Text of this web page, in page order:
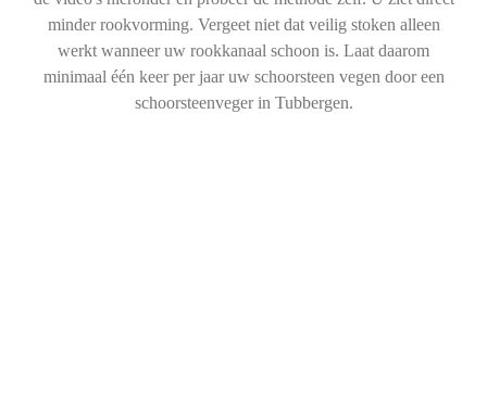
minder rookvorming. Vergeet niet dat veilig stoken alleen
werkt wanneer uw rookkanaal schoon is. Laat daarom
minimaal één keer per jaar uw schoorsteen vegen door een
schoorsteenveger in Tubbergen.